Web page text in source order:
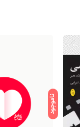
ناموجود